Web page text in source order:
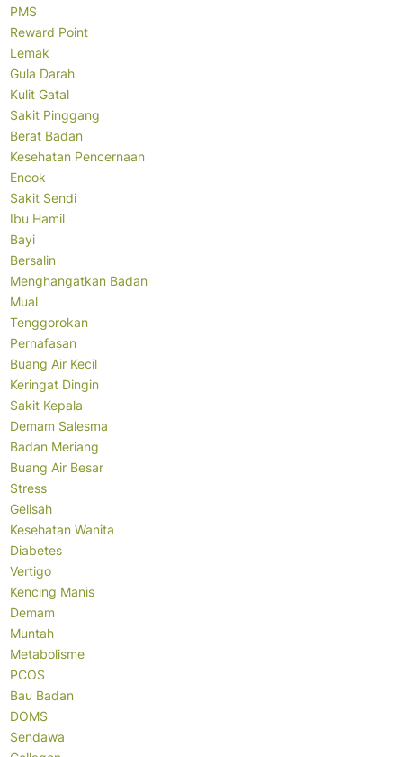
PMS
Reward Point
Lemak
Gula Darah
Kulit Gatal
Sakit Pinggang
Berat Badan
Kesehatan Pencernaan
Encok
Sakit Sendi
Ibu Hamil
Bayi
Bersalin
Menghangatkan Badan
Mual
Tenggorokan
Pernafasan
Buang Air Kecil
Keringat Dingin
Sakit Kepala
Demam Salesma
Badan Meriang
Buang Air Besar
Stress
Gelisah
Kesehatan Wanita
Diabetes
Vertigo
Kencing Manis
Demam
Muntah
Metabolisme
PCOS
Bau Badan
DOMS
Sendawa